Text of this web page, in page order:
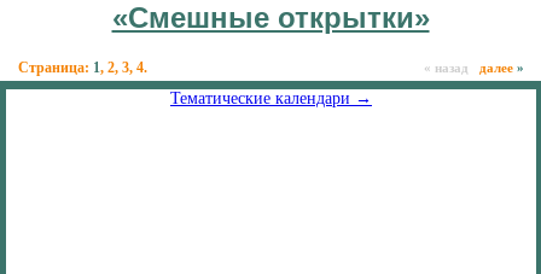
«Смешные открытки»
Страница: 1, 2, 3, 4. « назад далее »
Тематические календари →